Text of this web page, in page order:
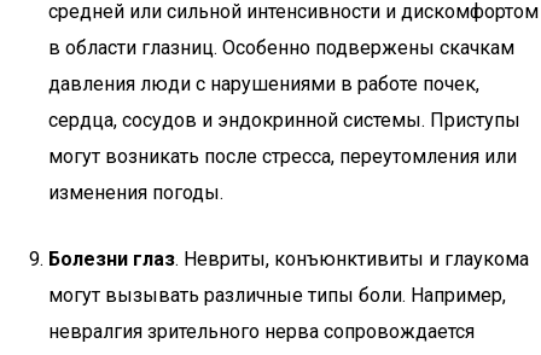
средней или сильной интенсивности и дискомфортом
в области глазниц. Особенно подвержены скачкам
давления люди с нарушениями в работе почек,
сердца, сосудов и эндокринной системы. Приступы
могут возникать после стресса, переутомления или
изменения погоды.
Болезни глаз. Невриты, конъюнктивиты и глаукома
могут вызывать различные типы боли. Например,
невралгия зрительного нерва сопровождается